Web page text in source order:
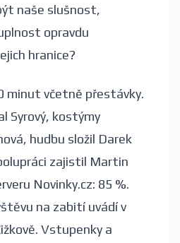
naše slušnost,
opravdu
hranice?
minut včetně přestávky.
Syrový, kostýmy
hudbu složil Darek
zajistil Martin
Novinky.cz: 85 %.
na zabití uvádí v
Vstupenky a